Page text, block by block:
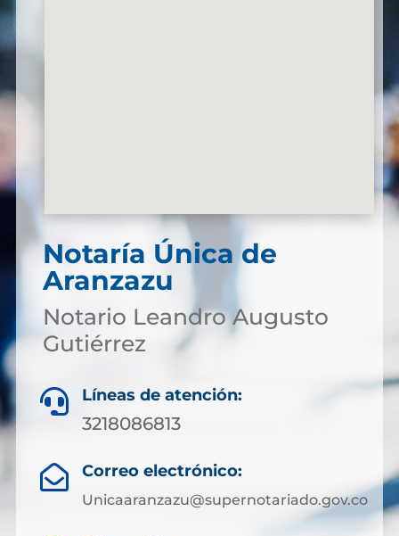
Notaría Única de
Aranzazu
Notario Leandro Augusto
Gutiérrez
 Líneas de atención:
3218086813
 Correo electrónico:
Unicaaranzazu@supernotariado.gov.co